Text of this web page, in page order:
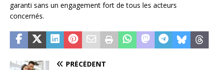
garanti sans un engagement fort de tous les acteurs
concernés.
PRÉCÉDENT